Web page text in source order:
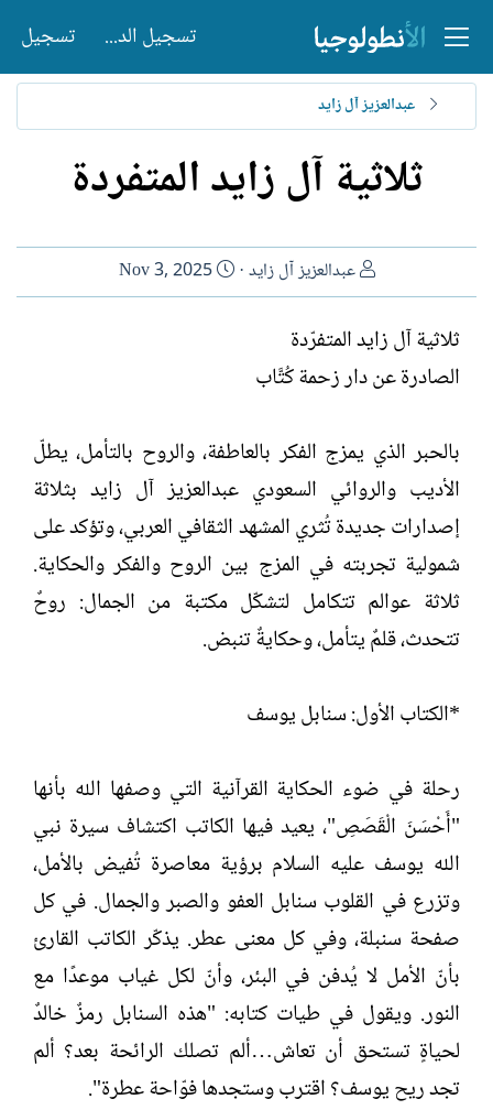
تسجيل الدخول تسجيل
عبدالعزيز آل زايد
ثلاثية آل زايد المتفردة
ا
ل
ك
ت
عبدالعزيز آل زايد
ت
ا
إ
ن
ا
ء
Nov 3, 2025
ثلاثية آل زايد المتفرّدة
الصادرة عن دار زحمة كُتَّاب
بالحبر الذي يمزج الفكر بالعاطفة، والروح بالتأمل، يطلّ
الأديب والروائي السعودي عبدالعزيز آل زايد بثلاثة
إصدارات جديدة تُثري المشهد الثقافي العربي، وتؤكد على
شمولية تجربته في المزج بين الروح والفكر والحكاية.
ثلاثة عوالم تتكامل لتشكّل مكتبة من الجمال: روحٌ
تتحدث، قلمٌ يتأمل، وحكايةٌ تنبض.
*الكتاب الأول: سنابل يوسف
رحلة في ضوء الحكاية القرآنية التي وصفها الله بأنها
"أَحْسَنَ الْقَصَصِ"، يعيد فيها الكاتب اكتشاف سيرة نبي
الله يوسف عليه السلام برؤية معاصرة تُفيض بالأمل،
وتزرع في القلوب سنابل العفو والصبر والجمال. في كل
صفحة سنبلة، وفي كل معنى عطر. يذكّر الكاتب القارئ
بأنّ الأمل لا يُدفن في البئر، وأنّ لكل غياب موعدًا مع
النور. ويقول في طيات كتابه: "هذه السنابل رمزٌ خالدٌ
لحياةٍ تستحق أن تعاش…ألم تصلك الرائحة بعد؟ ألم
تجد ريح يوسف؟ اقترب وستجدها فوّاحة عطرة".